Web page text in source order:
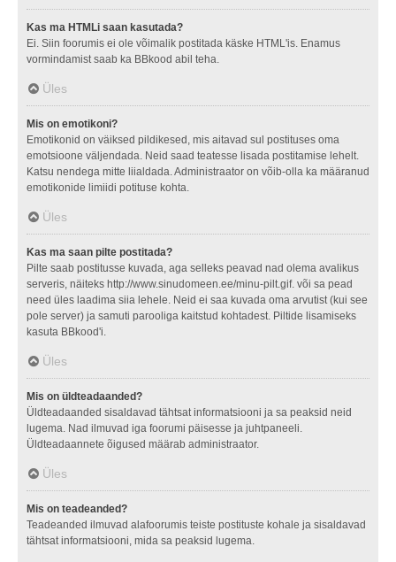
Kas ma HTMLi saan kasutada?
Ei. Siin foorumis ei ole võimalik postitada käske HTML'is. Enamus
vormindamist saab ka BBkood abil teha.
Üles
Mis on emotikoni?
Emotikonid on väiksed pildikesed, mis aitavad sul postituses oma
emotsioone väljendada. Neid saad teatesse lisada postitamise lehelt.
Katsu nendega mitte liialdada. Administraator on võib-olla ka määranud
emotikonide limiidi potituse kohta.
Üles
Kas ma saan pilte postitada?
Pilte saab postitusse kuvada, aga selleks peavad nad olema avalikus
serveris, näiteks http://www.sinudomeen.ee/minu-pilt.gif. või sa pead
need üles laadima siia lehele. Neid ei saa kuvada oma arvutist (kui see
pole server) ja samuti parooliga kaitstud kohtadest. Piltide lisamiseks
kasuta BBkood'i.
Üles
Mis on üldteadaanded?
Üldteadaanded sisaldavad tähtsat informatsiooni ja sa peaksid neid
lugema. Nad ilmuvad iga foorumi päisesse ja juhtpaneeli.
Üldteadaannete õigused määrab administraator.
Üles
Mis on teadeanded?
Teadeanded ilmuvad alafoorumis teiste postituste kohale ja sisaldavad
tähtsat informatsiooni, mida sa peaksid lugema.